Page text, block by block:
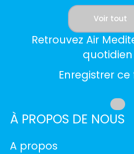
Voir tout
Retrouvez Air
quotidien
Enregistrer ce
À PROPOS DE NOUS
A propos